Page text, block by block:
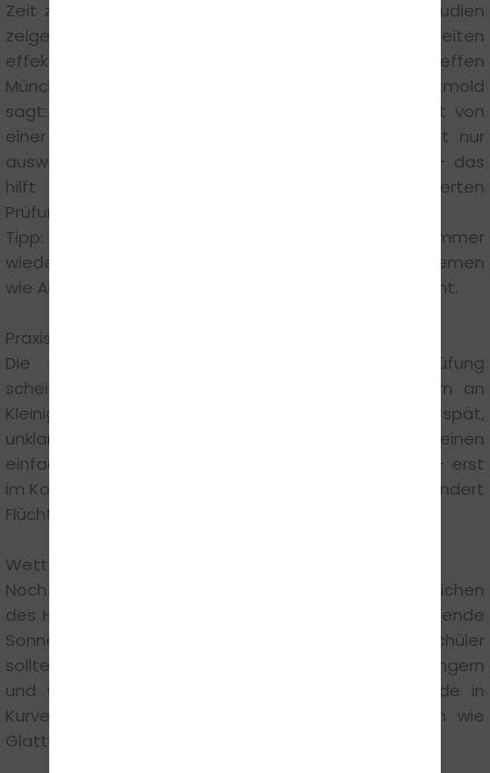
Zeit zu wiederholen, sei der Schlüssel zum Erfolg. Studien
zeigen jedoch, dass kurze, regelmäßige Lerneinheiten
effektiver sind als stundenlange „Lernmarathons“. Steffen
Münchgesang von der Steffens Fahrschule in Detmold
sagt: „Ideal sind 20–30 Minuten pro Einheit, gefolgt von
einer Pause. Außerdem lohnt es sich, Fragen nicht nur
auswendig zu lernen, sondern auch zu verstehen – das
hilft vor allem bei neuen oder veränderten
Prüfungsfragen."
Tipp: Lern-Apps regelmäßig updaten, denn es gibt immer
wieder Anpassungen, zum Beispiel zu Assistenzsystemen
wie Abstandsregeltempomat oder Notbremsassistent.
Praxisprüfung: Fehler vermeiden, bevor sie passieren
Die meisten Durchfaller in der praktischen Prüfung
scheitern nicht an fehlenden Fahrkünsten, sondern an
Kleinigkeiten: Blinken vergessen, Schulterblick zu spät,
unklare Vorfahrtsituation. Steffen Münchgesang teilt einen
einfachen Trick: "Jede Handlung bewusst ansagen – erst
im Kopf, dann im Auto. Das trainiert Routine und verhindert
Flüchtigkeitsfehler."
Wetterwechsel im Blick behalten
Noch ist es sommerlich warm, aber die ersten Anzeichen
des Herbstes kommen schnell: Morgentau, tief stehende
Sonne, erste nasse Blätter auf der Fahrbahn. Fahrschüler
sollten lernen, wie sich Bremswege bei Nässe verlängern
und wie man die Geschwindigkeit anpasst. Gerade in
Kurven können nasse Blätter ähnlich rutschig sein wie
Glatteis.